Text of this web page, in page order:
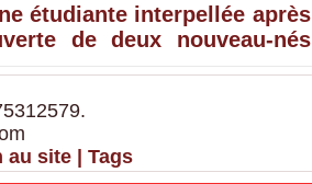
étudiante interpellée après
de deux nouveau-nés
au site | Tags